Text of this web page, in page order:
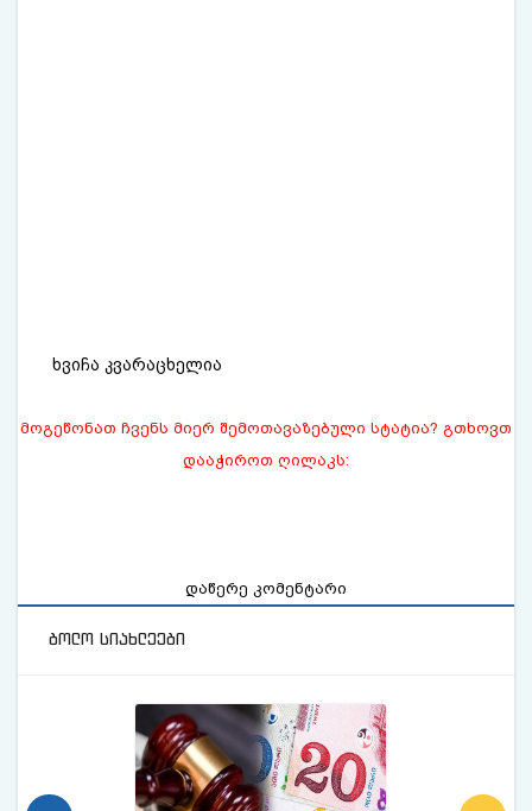
ხვიჩა კვარაცხელია
მოგეწონათ ჩვენს მიერ შემოთავაზებული სტატია? გთხოვთ
დააჭიროთ ღილაკს:
დაწერე კომენტარი
ბოლო სიახლეები